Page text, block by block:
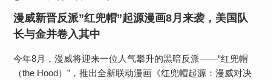
漫威新晋反派”红兜帽”起源漫画8月来袭，美国队
长与金并卷入其中
今年8月，漫威将迎来一位人气攀升的黑暗反派——“红兜帽
（the Hood）”，推出全新联动漫画《红兜帽起源：漫威对决